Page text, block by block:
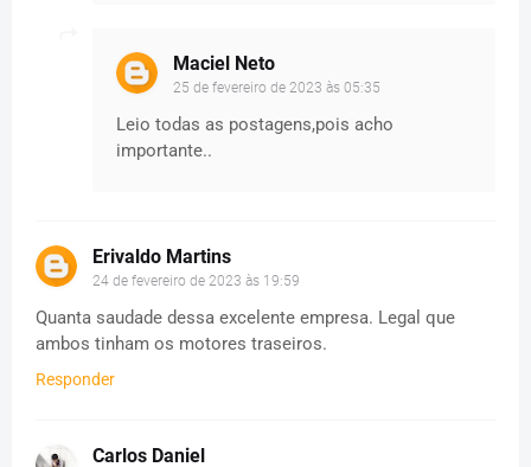
Maciel Neto
25 de fevereiro de 2023 às 05:35
Leio todas as postagens,pois acho
importante..
Erivaldo Martins
24 de fevereiro de 2023 às 19:59
Quanta saudade dessa excelente empresa. Legal que
ambos tinham os motores traseiros.
Responder
Carlos Daniel